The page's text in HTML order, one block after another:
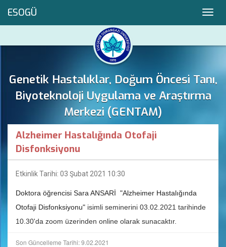
ESOGÜ
Genetik Hastalıklar, Doğum Öncesi Tanı,
Biyoteknoloji Uygulama ve Araştırma
Merkezi (GENTAM)
Alzheimer Hastalığında Otofaji
Disfonksiyonu
Etkinlik Tarihi: 03 Şubat 2021 10:30
Doktora öğrencisi Sara ANSARİ "Alzheimer Hastalığında
Otofaji Disfonksiyonu" isimli seminerini 03.02.2021 tarihinde
10.30'da zoom üzerinden online olarak sunacaktır.
Son Güncelleme Tarihi: 9.02.2021